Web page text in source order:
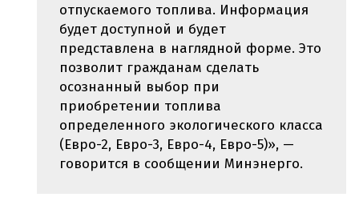
отпускаемого топлива. Информация
будет доступной и будет
представлена в наглядной форме. Это
позволит гражданам сделать
осознанный выбор при
приобретении топлива
определенного экологического класса
(Евро-2, Евро-3, Евро-4, Евро-5)», —
говорится в сообщении Минэнерго.